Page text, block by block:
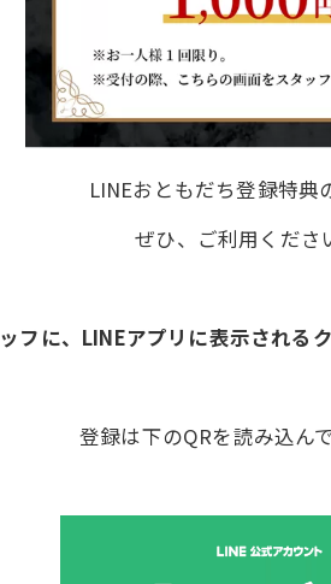
LINEおともだち登録特典
ぜひ、ご利用くださ
フに、LINEアプリに表示される
登録は下のQRを読み込ん